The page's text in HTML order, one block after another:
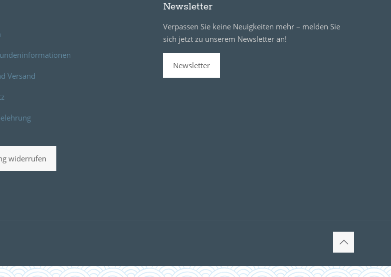
Versand
widerrufen
Newsletter
Verpassen Sie keine Neuigkeiten mehr – melden Sie
sich jetzt zu unserem Newsletter an!
Newsletter